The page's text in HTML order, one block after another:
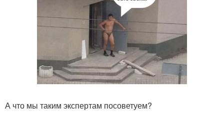
А что мы таким экспертам посоветуем?